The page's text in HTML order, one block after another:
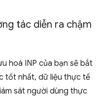
tác diễn ra chậm
hoá INP của bạn sẽ bắt
tốt nhất, dữ liệu thực tế
sát người dùng thực